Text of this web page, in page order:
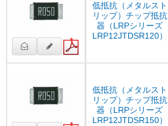
低抵抗（メタルスト
リップ）チップ抵抗
器（LRPシリーズ
LRP12JTDSR120）
低抵抗（メタルスト
リップ）チップ抵抗
器（LRPシリーズ
LRP12JTDSR150）